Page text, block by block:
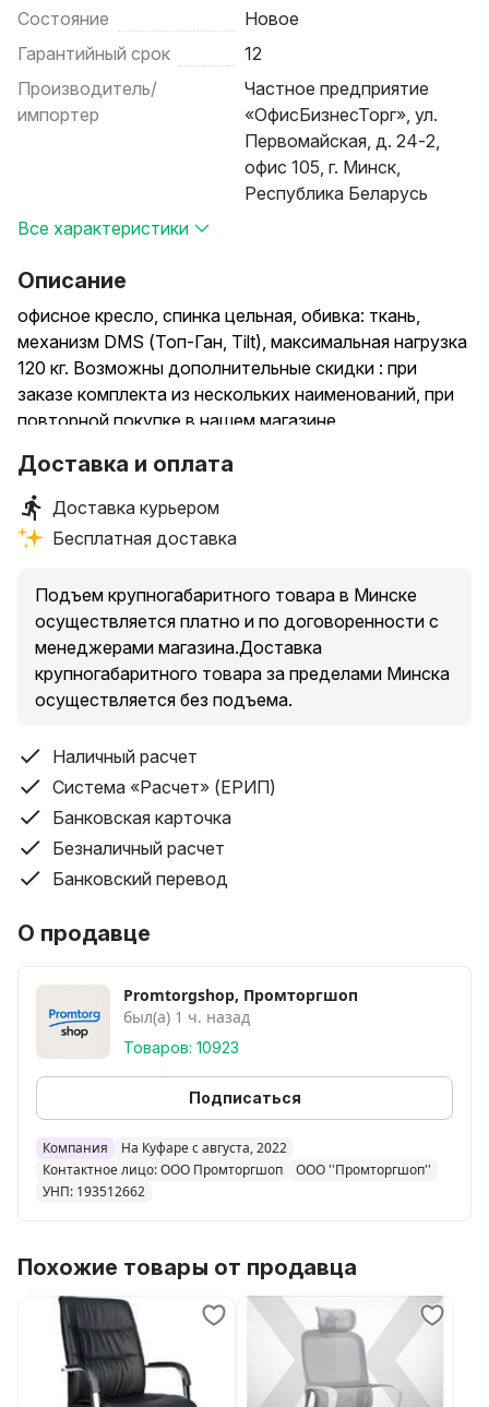
Состояние
Новое
Гарантийный срок
12
Производитель/
импортер
Частное предприятие
«ОфисБизнесТорг», ул.
Первомайская, д. 24-2,
офис 105, г. Минск,
Республика Беларусь
Все характеристики
Описание
офисное кресло, спинка цельная, обивка: ткань,
механизм DMS (Топ-Ган, Tilt), максимальная нагрузка
120 кг. Возможны дополнительные скидки : при
заказе комплекта из нескольких наименований, при
повторной покупке в нашем магазине
Доставка и оплата
Доставка курьером
Бесплатная доставка
Подъем крупногабаритного товара в Минске
осуществляется платно и по договоренности с
менеджерами магазина.Доставка
крупногабаритного товара за пределами Минска
осуществляется без подъема.
Наличный расчет
Система «Расчет» (ЕРИП)
Банковская карточка
Безналичный расчет
Банковский перевод
О продавце
Promtorgshop, Промторгшоп
был(а) 1 ч. назад
Товаров: 10923
Подписаться
Компания
На Куфаре с августа, 2022
Контактное лицо: ООО Промторгшоп
ООО ''Промторгшоп''
УНП: 193512662
Похожие товары от продавца